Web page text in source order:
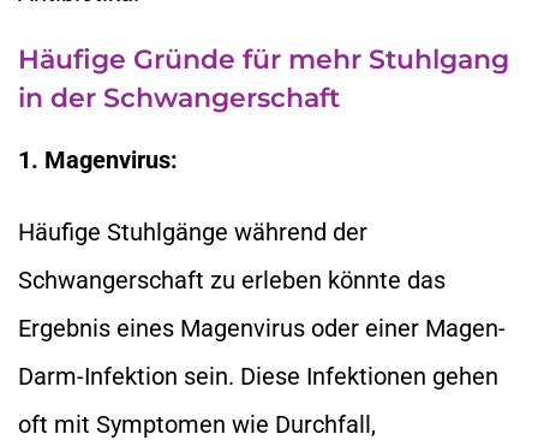
Häufige Gründe für mehr Stuhlgang
in der Schwangerschaft
1. Magenvirus:
Häufige Stuhlgänge während der
Schwangerschaft zu erleben könnte das
Ergebnis eines Magenvirus oder einer Magen-
Darm-Infektion sein. Diese Infektionen gehen
oft mit Symptomen wie Durchfall,